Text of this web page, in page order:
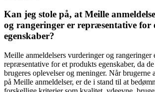
Kan jeg stole på, at Meille
og rangeringer er repræsentative for
egenskaber?
Meille anmeldelsers vurderinger og rangeringer
repræsentative for et produkts egenskaber, da
brugeres oplevelser og meninger. Når brugerne
på Meille anmeldelser, er de i stand til at